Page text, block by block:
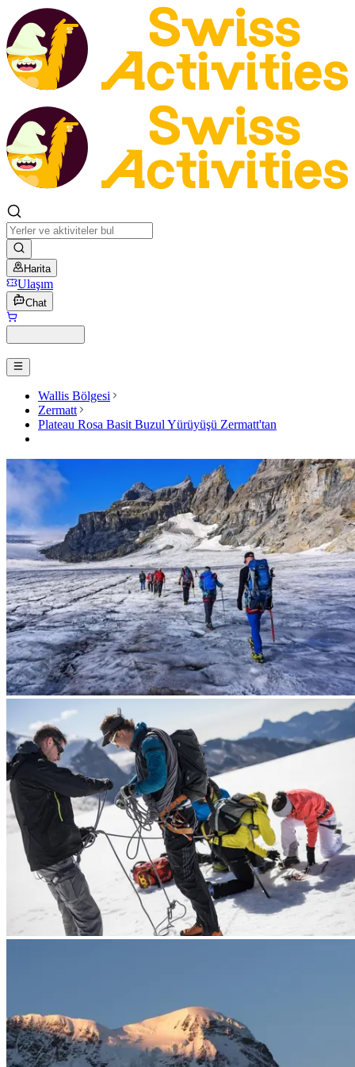
Harita
Ulaşım
Chat
Wallis Bölgesi
Zermatt
Plateau Rosa Basit Buzul Yürüyüşü Zermatt'tan